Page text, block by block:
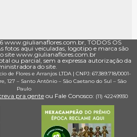
TODOS OS
fotos aqui veiculadas, logotipo e marca são
site www.giulianaflores.com.br
ou parcial, sem a expressa autorização da
do site.
de Flores e Arranjos LTDA | CNPJ: 67.389.718/0001­
127 – Santo Antônio – São Caetano do Sul – São
Paulo
pra genteou Fale Conosco: (11) 4224­9930